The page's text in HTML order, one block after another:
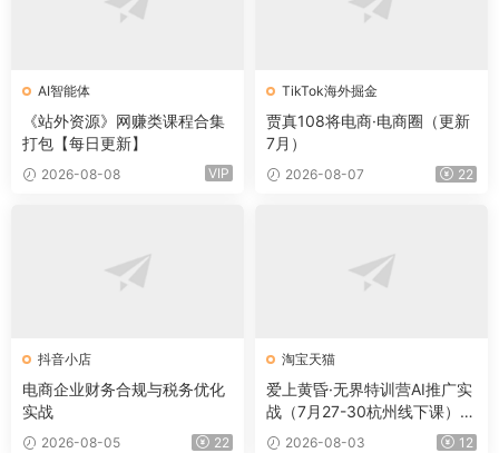
AI智能体
《站外资源》网赚类课程合集
打包【每日更新】
2026-08-08 VIP
TikTok海外掘金
贾真108将电商·电商圈（更新
7月）
2026-08-07 22
抖音小店
电商企业财务合规与税务优化
实战
2026-08-05 22
淘宝天猫
爱上黄昏·无界特训营AI推广实
战（7月27-30杭州线下课）
【音频+字幕+pdf】
2026-08-03 12